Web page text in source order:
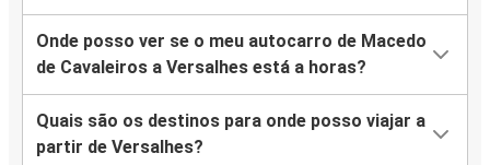
Onde posso ver se o meu autocarro de Macedo
de Cavaleiros a Versalhes está a horas?
Quais são os destinos para onde posso viajar a
partir de Versalhes?